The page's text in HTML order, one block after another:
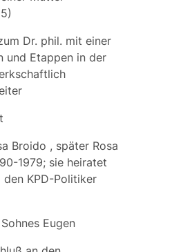
Dr. phil. mit einer
und Etappen in der
Broido , später Rosa
1979; sie heiratet
den KPD-Politiker
Eugen